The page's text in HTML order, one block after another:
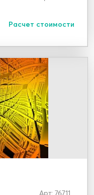
Расчет стоимости
Арт: 76711